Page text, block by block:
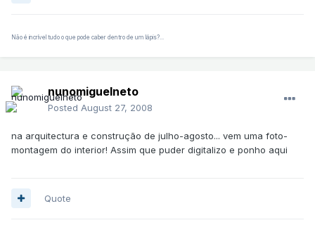
Não é incrível tudo o que pode caber dentro de um lápis?...
nunomiguelneto
Posted August 27, 2008
na arquitectura e construção de julho-agosto... vem uma foto-
montagem do interior! Assim que puder digitalizo e ponho aqui
Quote